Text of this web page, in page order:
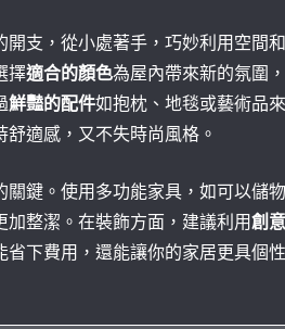
支，從小處著手，巧妙利用空間
擇適合的顏色為屋內帶來新的氛圍
鮮豔的配件如抱枕、地毯或藝術品
適感，又不失時尚風格。
關鍵。使用多功能家具，如可以儲
整潔。在裝飾方面，建議利用創
下費用，還能讓你的家居更具個